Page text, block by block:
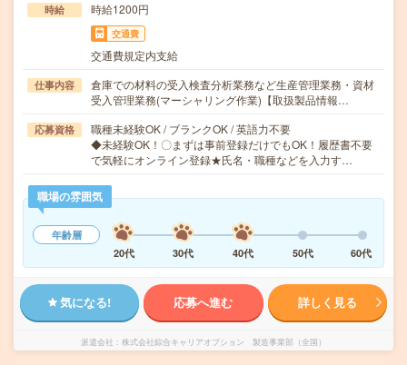
時給 時給1200円
交通費
交通費規定内支給
仕事内容
倉庫での材料の受入検査分析業務など生産管理業務・資材
受入管理業務(マーシャリング作業)【取扱製品情報…
応募資格
職種未経験OK / ブランクOK / 英語力不要
◆未経験OK！〇まずは事前登録だけでもOK！履歴書不要
で気軽にオンライン登録★氏名・職種などを入力す…
職場の雰囲気
年齢層
20代
30代 40代 50代 60代
気になる! 応募へ進む 詳しく見る
派遣会社 株式会社綜合キャリアオプション 製造事業部（全国）